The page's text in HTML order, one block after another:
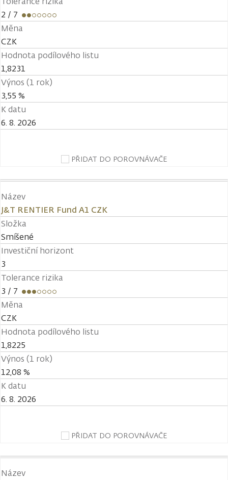
2 / 7
Měna
CZK
Hodnota podílového listu
1,8231
Výnos (1 rok)
3,55 %
K datu
6. 8. 2026
PŘIDAT DO POROVNÁVAČE
Název
J&T RENTIER Fund A1 CZK
Složka
Smíšené
Investiční horizont
3
Tolerance rizika
3 / 7
Měna
CZK
Hodnota podílového listu
1,8225
Výnos (1 rok)
12,08 %
K datu
6. 8. 2026
PŘIDAT DO POROVNÁVAČE
Název